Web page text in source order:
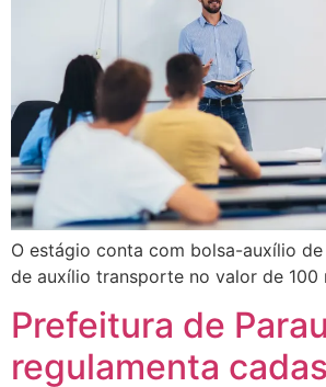
O estágio conta com bolsa-auxílio
de auxílio transporte no valor de 100
Prefeitura de
regulamenta